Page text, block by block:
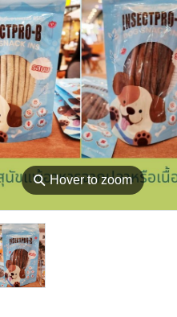
⚲Hover to zoom